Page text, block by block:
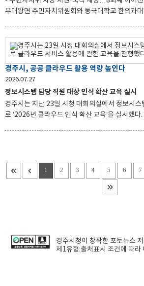
무대왕면 주민자치위원회와 동국대학교 한의과
왕면 복지회관에서 무료 한방 의료봉사를 실시했다고
료봉사는 의료 접근성이 상대적으로 낮은 지역 어
해 마련됐다. 행사 기간 약 800명의 주민이 한방 진료를 받
학생 67명은 한방 건강상담을 비롯해 혈압 측정,
공하며 주민들의 건강관리를 도왔다. 문무대왕면 주민자치위원회는 거동이
불편한 주민들의 진료 편의를 위해 차량 2대를 운
경주시, 공공 클라우드 활용 역량 높인다
2026.07.27
정보시스템 담당 직원 대상 인식 확산 교육 실시
경주시는 지난 23일 시청 대회의실에서 정보시
로 ‘2026년 클라우드 인식 확산 교육’을 실시했다. 이번 교육은 공공부문의
템을 클라우드 기반으로 운영하고 있다. 이를 통해 운영비용을 절감하고 이
용량 변화에 탄력적으로 대응하는 한편, 24시간
으로 안정적인 행정서비스를 제공하고 있다. 서양숙 경주시 디지털정책과장
1 2 3 4 5 6 7
경주시청이 창작한포토뉴스
제1유형:출처표시 조건에 따라